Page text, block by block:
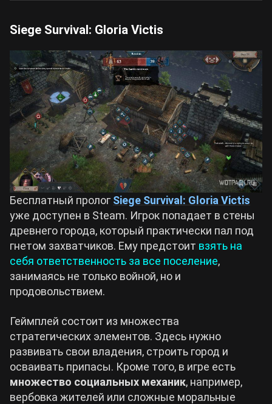
Siege Survival: Gloria Victis
Бесплатный пролог Siege Survival: Gloria Victis
уже доступен в Steam. Игрок попадает в стены
древнего города, который практически пал под
гнетом захватчиков. Ему предстоит взять на
себя ответственность за все поселение,
занимаясь не только войной, но и
продовольствием.
Геймплей состоит из множества
стратегических элементов. Здесь нужно
развивать свои владения, строить город и
осваивать припасы. Кроме того, в игре есть
множество социальных механик, например,
вербовка жителей или сложные моральные